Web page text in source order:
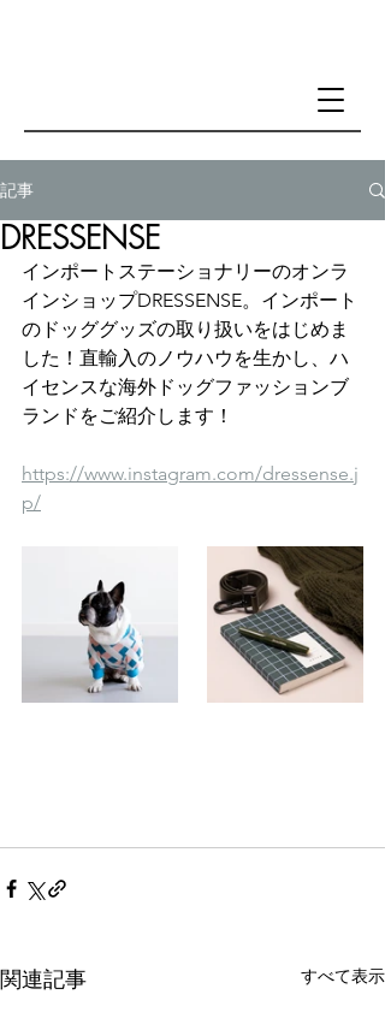
記事
DRESSENSE
インポートステーショナリーのオンラ
インショップDRESSENSE。インポート
のドッググッズの取り扱いをはじめま
した！直輸入のノウハウを生かし、ハ
イセンスな海外ドッグファッションブ
ランドをご紹介します！
https://www.instagram.com/dressense.j
p/
関連記事 すべて表示